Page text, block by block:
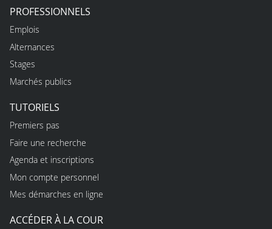
PROFESSIONNELS
Emplois
Alternances
Stages
Marchés publics
TUTORIELS
Premiers pas
Faire une recherche
Agenda et inscriptions
Mon compte personnel
Mes démarches en ligne
ACCÉDER À LA COUR